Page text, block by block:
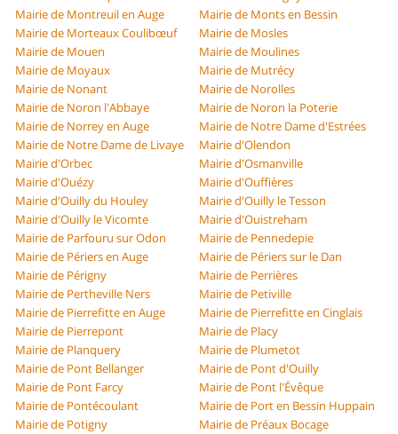
Mairie de Montreuil en Auge
Mairie de Monts en Bessin
Mairie de Morteaux Coulibœuf
Mairie de Mosles
Mairie de Mouen
Mairie de Moulines
Mairie de Moyaux
Mairie de Mutrécy
Mairie de Nonant
Mairie de Norolles
Mairie de Noron l'Abbaye
Mairie de Noron la Poterie
Mairie de Norrey en Auge
Mairie de Notre Dame d'Estrées
Mairie de Notre Dame de Livaye
Mairie d'Olendon
Mairie d'Orbec
Mairie d'Osmanville
Mairie d'Ouézy
Mairie d'Ouffières
Mairie d'Ouilly du Houley
Mairie d'Ouilly le Tesson
Mairie d'Ouilly le Vicomte
Mairie d'Ouistreham
Mairie de Parfouru sur Odon
Mairie de Pennedepie
Mairie de Périers en Auge
Mairie de Périers sur le Dan
Mairie de Périgny
Mairie de Perrières
Mairie de Pertheville Ners
Mairie de Petiville
Mairie de Pierrefitte en Auge
Mairie de Pierrefitte en Cinglais
Mairie de Pierrepont
Mairie de Placy
Mairie de Planquery
Mairie de Plumetot
Mairie de Pont Bellanger
Mairie de Pont d'Ouilly
Mairie de Pont Farcy
Mairie de Pont l'Évêque
Mairie de Pontécoulant
Mairie de Port en Bessin Huppain
Mairie de Potigny
Mairie de Préaux Bocage